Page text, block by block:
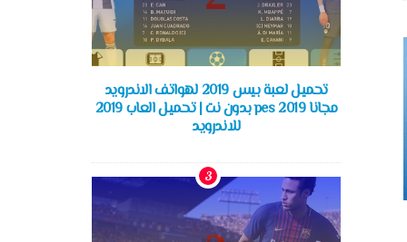
تحميل لعبة بيس 2019 لهواتف الاندرويد
مجانا pes 2019 بدون نت | تحميل العاب 2019
للاندرويد